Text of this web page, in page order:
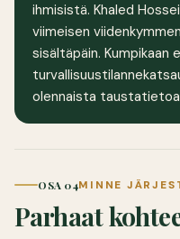
ihmisistä. Khaled
viimeisen
sisältäpäin. Kumpikaan
olennaista
OSA 04MINNE
Parhaat